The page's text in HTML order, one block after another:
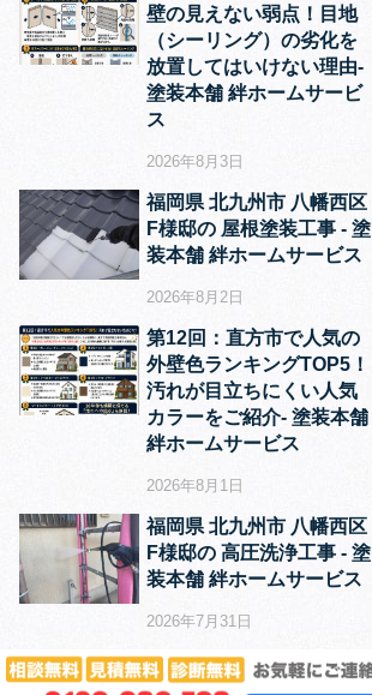
壁の見えない弱点！目地
（シーリング）の劣化を
放置してはいけない理由‐
塗装本舗 絆ホームサービ
ス
2026年8月3日
福岡県 北九州市 八幡西区
F様邸の 屋根塗装工事 ‐ 塗
装本舗 絆ホームサービス
2026年8月2日
第12回：直方市で人気の
外壁色ランキングTOP5！
汚れが目立ちにくい人気
カラーをご紹介‐ 塗装本舗
絆ホームサービス
2026年8月1日
福岡県 北九州市 八幡西区
F様邸の 高圧洗浄工事 ‐ 塗
装本舗 絆ホームサービス
2026年7月31日